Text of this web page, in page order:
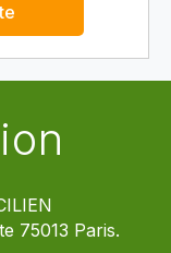
75013 Paris.